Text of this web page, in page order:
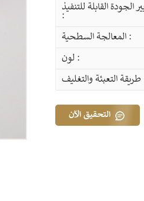
الجودة القابلة للتنفيذ
:
المعالجة السطحية :
لون :
:
التحقيق الآن